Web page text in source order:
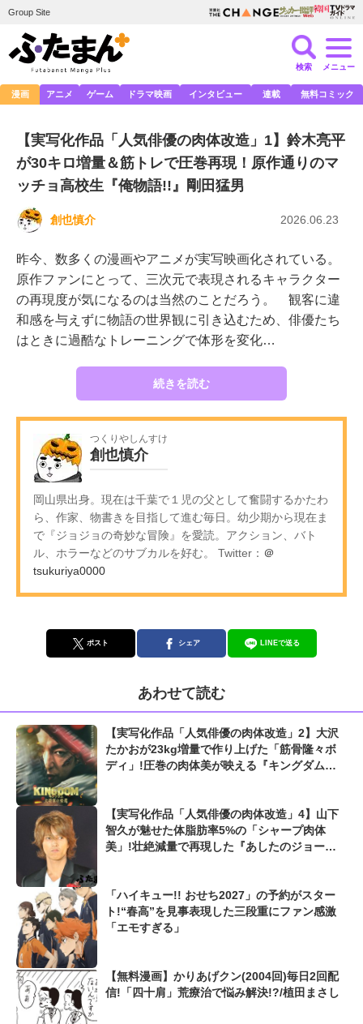
Group Site
検索 メニュー
漫画 アニメ ゲーム ドラマ映画 インタビュー 連載 無料コミック
【実写化作品「人気俳優の肉体改造」1】鈴木亮平
が30キロ増量＆筋トレで圧巻再現！原作通りのマ
ッチョ高校生『俺物語!!』剛田猛男
創也慎介 2026.06.23
昨今、数多くの漫画やアニメが実写映画化されている。
原作ファンにとって、三次元で表現されるキャラクター
の再現度が気になるのは当然のことだろう。 観客に違
和感を与えずに物語の世界観に引き込むため、俳優たち
はときに過酷なトレーニングで体形を変化…
続きを読む
つくりやしんすけ
創也慎介
岡山県出身。現在は千葉で１児の父として奮闘するかたわ
ら、作家、物書きを目指して進む毎日。幼少期から現在ま
で『ジョジョの奇妙な冒険』を愛読。アクション、バト
ル、ホラーなどのサブカルを好む。 Twitter： ＠
tsukuriya0000
ポスト シェア LINEで送る
あわせて読む
【実写化作品「人気俳優の肉体改造」2】大沢
たかおが23kg増量で作り上げた「筋骨隆々ボ
ディ」!圧巻の肉体美が映える『キングダム』
【実写化作品「人気俳優の肉体改造」4】山下
智久が魅せた体脂肪率5%の「シャープ肉体
美」!壮絶減量で再現した『あしたのジョー』
「ハイキュー!! おせち2027」の予約がスター
ト!“春高”を見事表現した三段重にファン感激
「エモすぎる」
【無料漫画】かりあげクン(2004回)毎日2回配
信!「四十肩」荒療治で悩み解決!?/植田まさし